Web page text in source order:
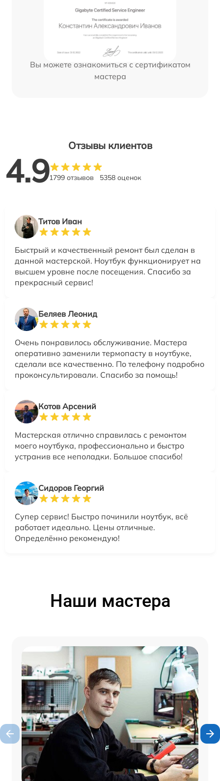
Вы можете ознакомиться с сертификатом
мастера
Отзывы клиентов
4.91799 отзывов 5358 оценок
Титов Иван
Быстрый и качественный ремонт был сделан в
данной мастерской. Ноутбук функционирует на
высшем уровне после посещения. Спасибо за
прекрасный сервис!
Беляев Леонид
Очень понравилось обслуживание. Мастера
оперативно заменили термопасту в ноутбуке,
сделали все качественно. По телефону подробно
проконсультировали. Спасибо за помощь!
Котов Арсений
Мастерская отлично справилась с ремонтом
моего ноутбука, профессионально и быстро
устранив все неполадки. Большое спасибо!
Сидоров Георгий
Супер сервис! Быстро починили ноутбук, всё
работает идеально. Цены отличные.
Определённо рекомендую!
Наши мастера